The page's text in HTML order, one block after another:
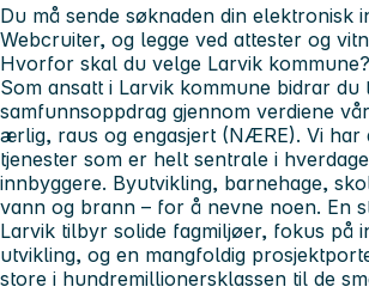
Du må sende søknaden din elektronisk
Webcruiter, og legge ved attester og
Hvorfor skal du velge Larvik kommune?
Som ansatt i Larvik kommune bidrar du
samfunnsoppdrag gjennom verdiene
ærlig, raus og engasjert (NÆRE). Vi har
tjenester som er helt sentrale i
innbyggere. Byutvikling, barnehage,
vann og brann – for å nevne noen. En
Larvik tilbyr solide fagmiljøer, fokus på
utvikling, og en mangfoldig
store i hundremillionersklassen til de